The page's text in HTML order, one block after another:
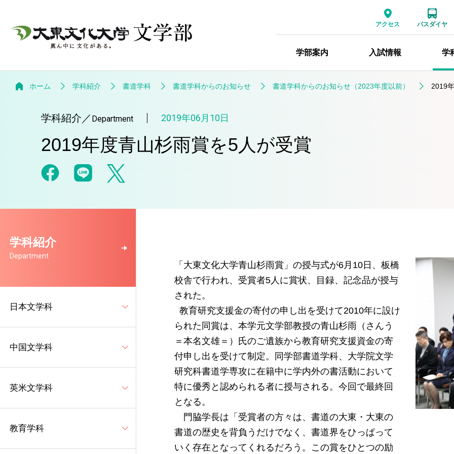
アクセス バスダイヤ
学部案内 入試情報 学
ホーム 学科紹介 書道学科 書道学科からのお知らせ 書道学科からのお知らせ（2023年度以前） 2019
学科紹介 ／ Department 2019年06月10日
2019年度青山杉雨賞を5人が受賞
学科紹介
Department
日本文学科
中国文学科
英米文学科
教育学科
「大東文化大学青山杉雨賞」の授与式が6月10日、板橋
校舎で行われ、受賞者5人に賞状、目録、記念品が授与
された。
教育研究支援金の寄付の申し出を受けて2010年に設け
られた同賞は、本学元文学部教授の青山杉雨（さんう
＝本名文雄＝）氏のご遺族から教育研究支援資金の寄
付申し出を受けて制定。同学部書道学科、大学院文学
研究科書道学専攻に在籍中に学内外の書活動において
特に優秀と認められる者に授与される。今回で最終回
となる。
門脇学長は「受賞者の方々は、書道の大東・大東の
書道の歴史を背負うだけでなく、書道界をひっぱって
いく存在となってくれるだろう。この賞をひとつの励